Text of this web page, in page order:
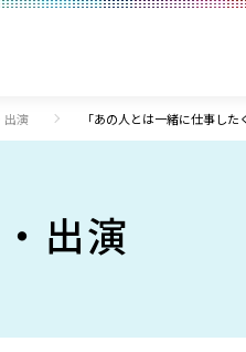
出演 「あの人とは一緒に仕事し
出演